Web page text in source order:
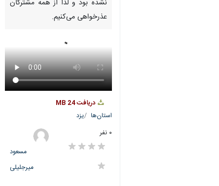
PausePlay
00:00